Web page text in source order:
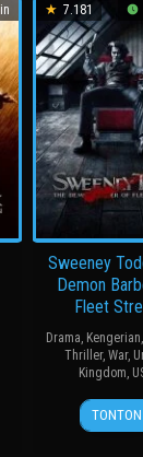
7.181
Sweeney
Demon
Fleet
Drama Kengerian
Thriller, War,
Kingdom
21
Dec
Tim
TONTON